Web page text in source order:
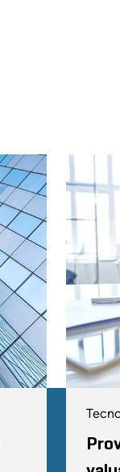
The
Fair